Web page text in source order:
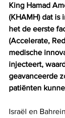
King Hamad
(KHAMH) dat is
het de eerste
(Accelerate,
medische
injecteert,
geavanceerde
patiënten
Israël en